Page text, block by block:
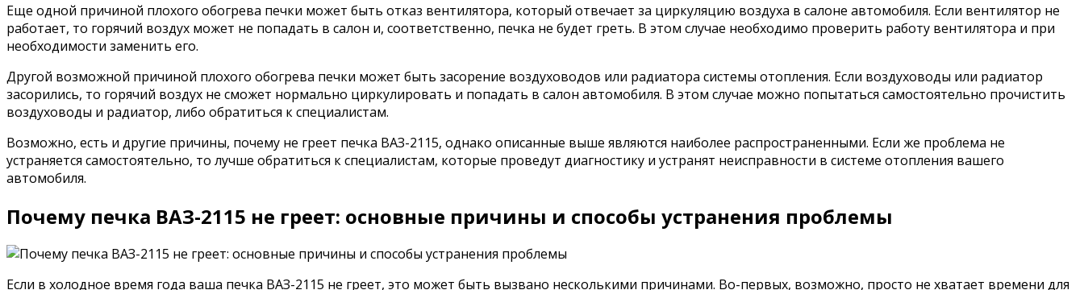
Еще одной причиной плохого обогрева печки может быть отказ вентилятора, который отвечает за циркуляцию воздуха в салоне автомобиля. Если вентилятор не
работает, то горячий воздух может не попадать в салон и, соответственно, печка не будет греть. В этом случае необходимо проверить работу вентилятора и при
необходимости заменить его.
Другой возможной причиной плохого обогрева печки может быть засорение воздуховодов или радиатора системы отопления. Если воздуховоды или радиатор
засорились, то горячий воздух не сможет нормально циркулировать и попадать в салон автомобиля. В этом случае можно попытаться самостоятельно прочистить
воздуховоды и радиатор, либо обратиться к специалистам.
Возможно, есть и другие причины, почему не греет печка ВАЗ-2115, однако описанные выше являются наиболее распространенными. Если же проблема не
устраняется самостоятельно, то лучше обратиться к специалистам, которые проведут диагностику и устранят неисправности в системе отопления вашего
автомобиля.
Почему печка ВАЗ-2115 не греет: основные причины и способы устранения проблемы
Если в холодное время года ваша печка ВАЗ-2115 не греет, это может быть вызвано несколькими причинами. Во-первых, возможно, просто не хватает времени для